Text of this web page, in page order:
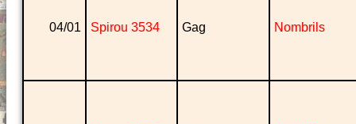
04/01 Spirou 3534 Gag Nombrils